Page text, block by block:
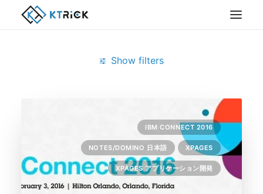
Show filters
IBM CONNECT 2016
NOTES/DOMINO 日本語 XPAGES
XPAGES アプリケーション開発